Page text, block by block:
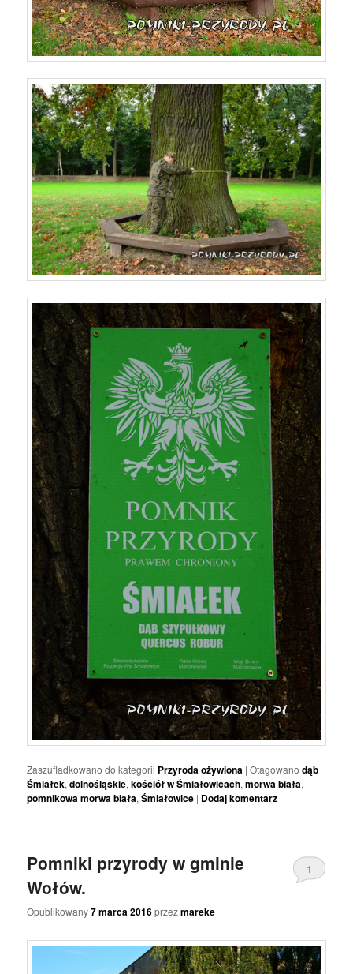
Zaszufladkowano do kategorii Przyroda ożywiona |Otagowano dąb
Śmiałek,dolnośląskie,kościół w Śmiałowicach,morwa biała,
pomnikowa morwa biała,Śmiałowice | Dodaj komentarz
Pomniki przyrody w gminie
Wołów.
Opublikowany7 marca 2016przezmareke
1